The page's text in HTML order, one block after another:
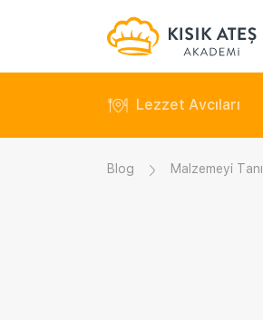
Lezzet Avcıları
Blog Malzemeyi Tanı